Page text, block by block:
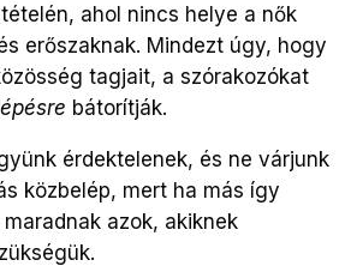
ahol nincs helye a nők
erőszaknak. Mindezt úgy, hogy
tagjait, a szórakozókat
bátorítják.
érdektelenek, és ne várjunk
közbelép, mert ha más így
azok, akiknek